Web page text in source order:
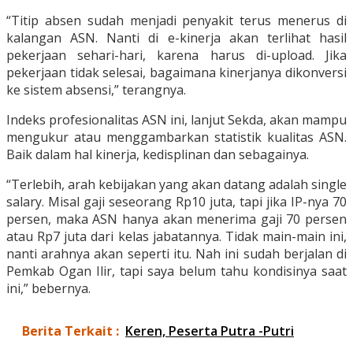
“Titip absen sudah menjadi penyakit terus menerus di
kalangan ASN. Nanti di e-kinerja akan terlihat hasil
pekerjaan sehari-hari, karena harus di-upload. Jika
pekerjaan tidak selesai, bagaimana kinerjanya dikonversi
ke sistem absensi,” terangnya.
Indeks profesionalitas ASN ini, lanjut Sekda, akan mampu
mengukur atau menggambarkan statistik kualitas ASN.
Baik dalam hal kinerja, kedisplinan dan sebagainya.
“Terlebih, arah kebijakan yang akan datang adalah single
salary. Misal gaji seseorang Rp10 juta, tapi jika IP-nya 70
persen, maka ASN hanya akan menerima gaji 70 persen
atau Rp7 juta dari kelas jabatannya. Tidak main-main ini,
nanti arahnya akan seperti itu. Nah ini sudah berjalan di
Pemkab Ogan Ilir, tapi saya belum tahu kondisinya saat
ini,” bebernya.
Berita Terkait : Keren, Peserta Putra -Putri